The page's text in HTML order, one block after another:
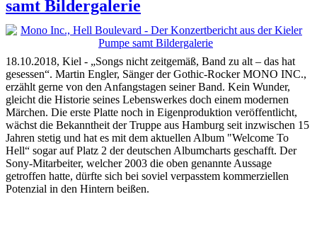
samt Bildergalerie
18.10.2018, Kiel - „Songs nicht zeitgemäß, Band zu alt – das hat
gesessen“. Martin Engler, Sänger der Gothic-Rocker MONO INC.,
erzählt gerne von den Anfangstagen seiner Band. Kein Wunder,
gleicht die Historie seines Lebenswerkes doch einem modernen
Märchen. Die erste Platte noch in Eigenproduktion veröffentlicht,
wächst die Bekanntheit der Truppe aus Hamburg seit inzwischen 15
Jahren stetig und hat es mit dem aktuellen Album "Welcome To
Hell“ sogar auf Platz 2 der deutschen Albumcharts geschafft. Der
Sony-Mitarbeiter, welcher 2003 die oben genannte Aussage
getroffen hatte, dürfte sich bei soviel verpasstem kommerziellen
Potenzial in den Hintern beißen.